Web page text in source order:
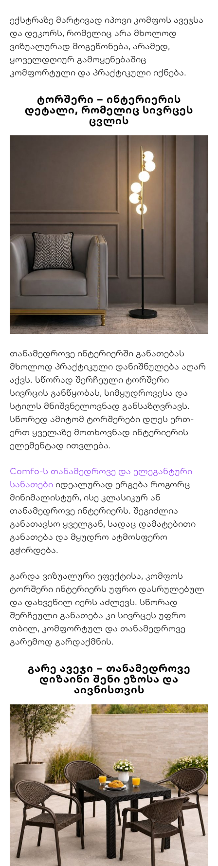
ექსტრაზე მარტივად იპოვი კომფოს ავეჯსა
და დეკორს, რომელიც არა მხოლოდ
ვიზუალურად მოგეწონება, არამედ,
ყოველდღიურ გამოყენებაშიც
კომფორტული და პრაქტიკული იქნება.
ᲢᲝᲠᲨᲔᲠᲘ – ᲘᲜᲢᲔᲠᲘᲔᲠᲘᲡ
ᲓᲔᲢᲐᲚᲘ, ᲠᲝᲛᲔᲚᲘᲪ ᲡᲘᲕᲠᲪᲔᲡ
ᲪᲕᲚᲘᲡ
თანამედროვე ინტერიერში განათებას
მხოლოდ პრაქტიკული დანიშნულება აღარ
აქვს. სწორად შერჩეული ტორშერი
სივრცის განწყობას, სიმყუდროვესა და
სტილს მნიშვნელოვნად განსაზღვრავს.
სწორედ ამიტომ ტორშერები დღეს ერთ-
ერთ ყველაზე მოთხოვნად ინტერიერის
ელემენტად ითვლება.
Comfo-ს თანამედროვე და ელეგანტური
სანათები იდეალურად ერგება როგორც
მინიმალისტურ, ისე კლასიკურ ან
თანამედროვე ინტერიერს. შეგიძლია
განათავსო ყველგან, სადაც დამატებითი
განათება და მყუდრო ატმოსფერო
გჭირდება.
გარდა ვიზუალური ეფექტისა, კომფოს
ტორშერი ინტერიერს უფრო დასრულებულ
და დახვეწილ იერს აძლევს. სწორად
შერჩეული განათება კი სივრცეს უფრო
თბილ, კომფორტულ და თანამედროვე
გარემოდ გარდაქმნის.
ᲒᲐᲠᲔ ᲐᲕᲔᲯᲘ – ᲗᲐᲜᲐᲛᲔᲓᲠᲝᲕᲔ
ᲓᲘᲖᲐᲘᲜᲘ ᲨᲔᲜᲘ ᲔᲖᲝᲡᲐ ᲓᲐ
ᲐᲘᲕᲜᲘᲡᲗᲕᲘᲡ